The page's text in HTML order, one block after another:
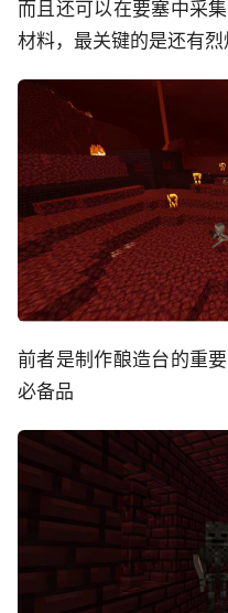
而且还可以在要塞中采
材料，最关键的是还有
前者是制作酿造台的重
必备品